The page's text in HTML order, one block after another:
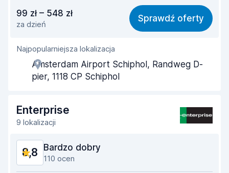
8,7
Łatwość znalezienia 8,9
Pomocność przedstawiciela
Szybkość odbioru
Czystość samochodu 9,2
Stan samochodu
99 zł – 548 zł
za dzień
Sprawdź oferty
Najpopularniejsza lokalizacja
Amsterdam Airport Schiphol, Randweg D-
pier, 1118 CP Schiphol
Enterprise
9 lokalizacji
8,8 Bardzo dobry
110 ocen